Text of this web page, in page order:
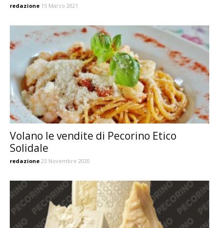
redazione 15 Marzo 2021
Volano le vendite di Pecorino Etico
Solidale
redazione 23 Novembre 2020